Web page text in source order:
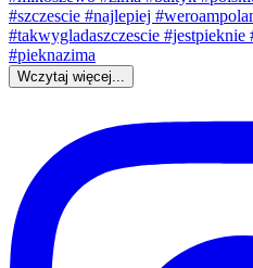
Wczytaj więcej...